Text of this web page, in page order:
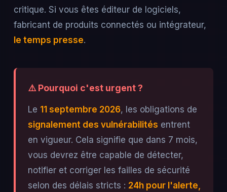
critique. Si vous êtes éditeur de logiciels,
fabricant de produits connectés ou intégrateur,
le temps presse.
⚠️ Pourquoi c'est urgent ?
Le 11 septembre 2026, les obligations de
signalement des vulnérabilités entrent
en vigueur. Cela signifie que dans 7 mois,
vous devrez être capable de détecter,
notifier et corriger les failles de sécurité
selon des délais stricts : 24h pour l'alerte,